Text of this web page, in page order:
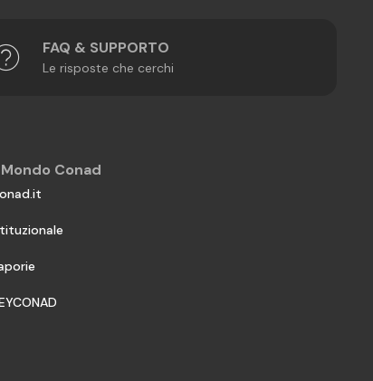
FAQ & SUPPORTO
Le risposte che cerchi
Conad